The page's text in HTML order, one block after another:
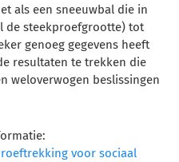
als een sneeuwbal die in
de steekproefgrootte) tot
genoeg gegevens heeft
resultaten te trekken die
weloverwogen beslissingen
voor sociaal